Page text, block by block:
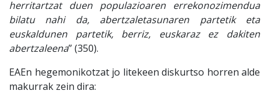
herritartzat duen populazioaren errekonozimendua
bilatu nahi da, abertzaletasunaren partetik eta
euskaldunen partetik, berriz, euskaraz ez dakiten
abertzaleena” (350).
EAEn hegemonikotzat jo litekeen diskurtso horren alde
makurrak zein dira: